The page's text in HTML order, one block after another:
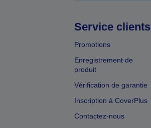
Service clients
Promotions
Enregistrement de
produit
Vérification de garantie
Inscription à CoverPlus
Contactez-nous